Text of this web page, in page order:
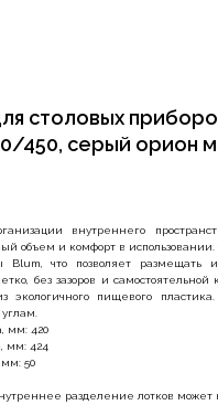
столовых
450, серый орион
внутреннего
объем и комфорт в использовании.
Blum, что позволяет размещать
без зазоров и
экологичного пищевого
мм: 420
мм: 424
мм: 50
разделение лотков может